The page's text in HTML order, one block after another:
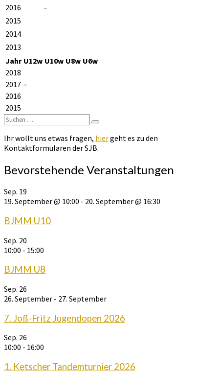
2016
–
2015
2014
2013
Jahr U12w U10w U8w U6w
2018
2017 –
2016
2015
Suchen
nach:
Suchen
Ihr wollt uns etwas fragen, hiergeht es zu den
Kontaktformularen der SJB.
Bevorstehende Veranstaltungen
Sep. 19
19. September @ 10:00 - 20. September @ 16:30
BJMM U10
Sep. 20
10:00 - 15:00
BJMM U8
Sep. 26
26. September - 27. September
7. Joß-Fritz Jugendopen 2026
Sep. 26
10:00 - 16:00
1. Ketscher Tandemturnier 2026